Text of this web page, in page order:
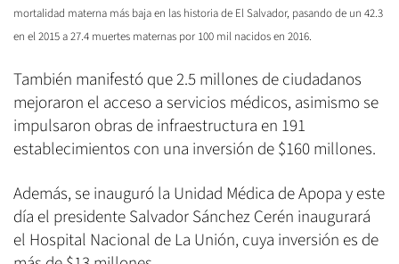
mortalidad materna más baja en las historia de El Salvador, pasando de un 42.3
en el 2015 a 27.4 muertes maternas por 100 mil nacidos en 2016.
También manifestó que 2.5 millones de ciudadanos
mejoraron el acceso a servicios médicos, asimismo se
impulsaron obras de infraestructura en 191
establecimientos con una inversión de $160 millones.
Además, se inauguró la Unidad Médica de Apopa y este
día el presidente Salvador Sánchez Cerén inaugurará
el Hospital Nacional de La Unión, cuya inversión es de